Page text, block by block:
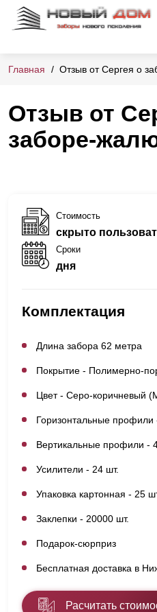
Главная Отзыв от Сергея о
Отзыв от
заборе-
Стоимость
скрыто
Сроки
дня
Комплектация
Длина забора 62 метра
Покрытие - Полимерно-
Цвет - Серо-коричневый
Горизонтальные профили
Вертикальные профили -
Усилители - 24 шт.
Упаковка картонная - 25
Заклепки - 20000 шт.
Подарок-сюрприз
Бесплатная доставка в
Расчитать